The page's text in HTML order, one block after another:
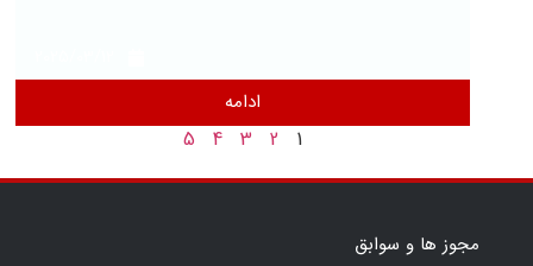
ادامه
مجوز ها و سوابق